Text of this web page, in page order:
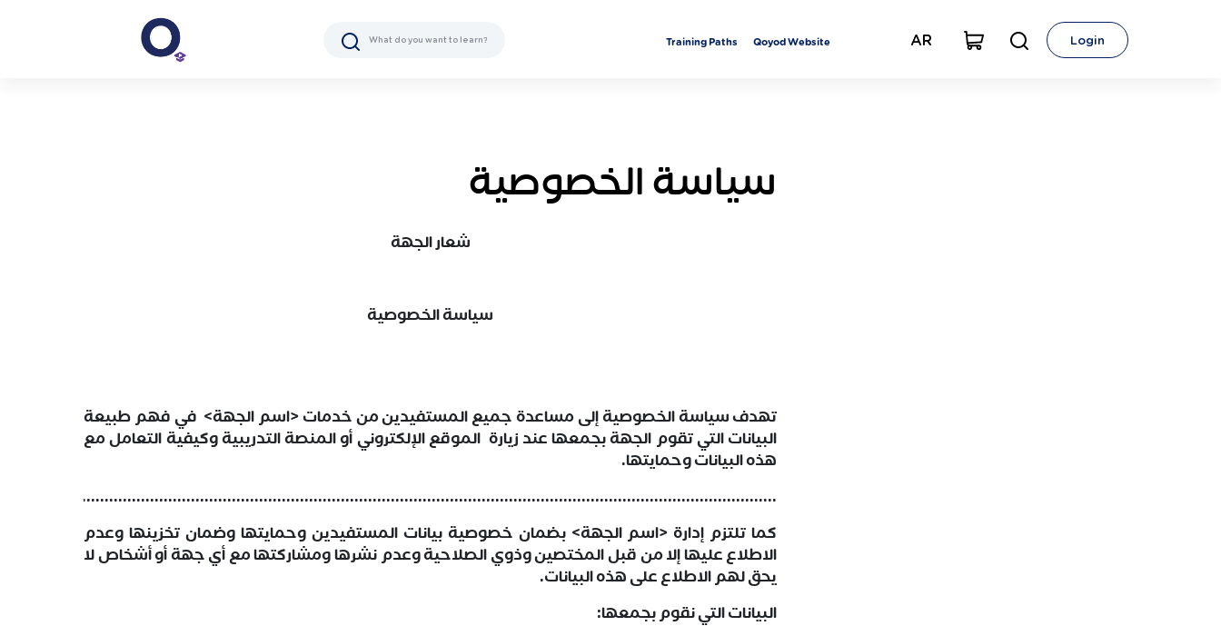
Training Paths Qoyod Website AR Login
سياسة الخصوصية
شعار الجهة
سياسة الخصوصية
تهدف سياسة الخصوصية إلى مساعدة جميع المستفيدين من خدمات <اسم الجهة> في فهم طبيعة
البيانات التي تقوم الجهة بجمعها عند زيارة الموقع الإلكتروني أو المنصة التدريبية وكيفية التعامل مع
هذه البيانات وحمايتها.
كما تلتزم إدارة <اسم الجهة> بضمان خصوصية بيانات المستفيدين وحمايتها وضمان تخزينها وعدم
الاطلاع عليها إلا من قبل المختصين وذوي الصلاحية وعدم نشرها ومشاركتها مع أي جهة أو أشخاص لا
يحق لهم الاطلاع على هذه البيانات.
البيانات التي نقوم بجمعها: